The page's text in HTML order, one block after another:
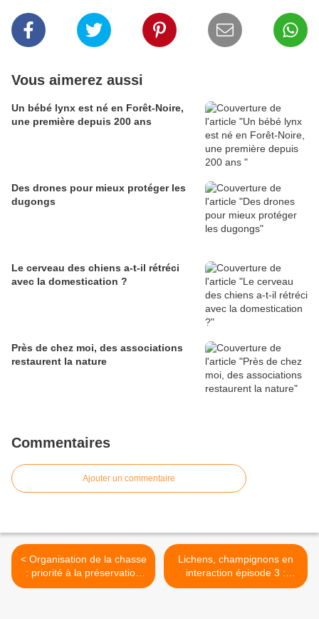
Vous aimerez aussi
Un bébé lynx est né en Forêt-Noire,
une première depuis 200 ans
Des drones pour mieux protéger les
dugongs
Le cerveau des chiens a-t-il rétréci
avec la domestication ?
Près de chez moi, des associations
restaurent la nature
Commentaires
Ajouter un commentaire
< Organisation de la chasse
: priorité à la préservation
de la biodiversité
Lichens, champignons en
interaction épisode 3 :
intérêt des mycorhizes pour